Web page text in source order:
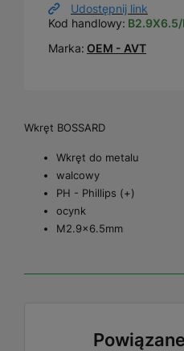
Udostępnij link
Kod handlowy:
Marka: OEM - AVT
Wkręt BOSSARD
Wkręt do metalu
walcowy
PH - Phillips (+)
ocynk
M2.9x6.5mm